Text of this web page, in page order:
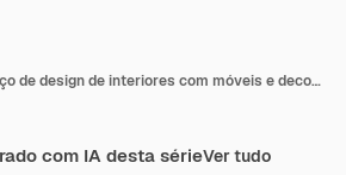
Cor do ano espaço de design de interiores com móveis e decoração
com IA desta sérieVer tudo